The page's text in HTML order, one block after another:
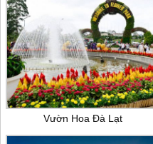
Vườn Hoa Đà Lạt